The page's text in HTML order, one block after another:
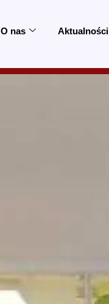
O nas Aktualności